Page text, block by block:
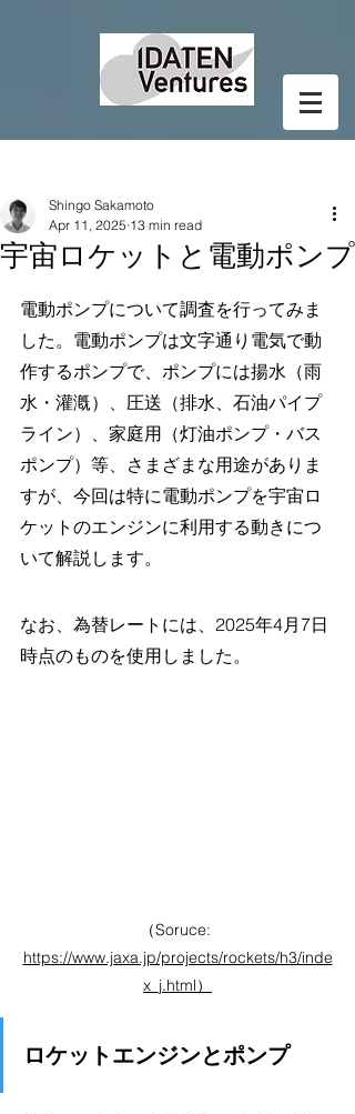
宇宙ロケットと電動ポンプ
Shingo Sakamoto
Apr 11, 2025 13 min read
電動ポンプについて調査を行ってみま
した。電動ポンプは文字通り電気で動
作するポンプで、ポンプには揚水（雨
水・灌漑）、圧送（排水、石油パイプ
ライン）、家庭用（灯油ポンプ・バス
ポンプ）等、さまざまな用途がありま
すが、今回は特に電動ポンプを宇宙ロ
ケットのエンジンに利用する動きにつ
いて解説します。
なお、為替レートには、2025年4月7日
時点のものを使用しました。
（Soruce:
https://www.jaxa.jp/projects/rockets/h3/inde
x_j.html）
ロケットエンジンとポンプ